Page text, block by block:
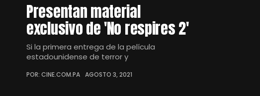
Presentan material
exclusivo de 'No respires 2'
Si la primera entrega de la película
estadounidense de terror y
POR: CINE.COM.PA AGOSTO 3, 2021